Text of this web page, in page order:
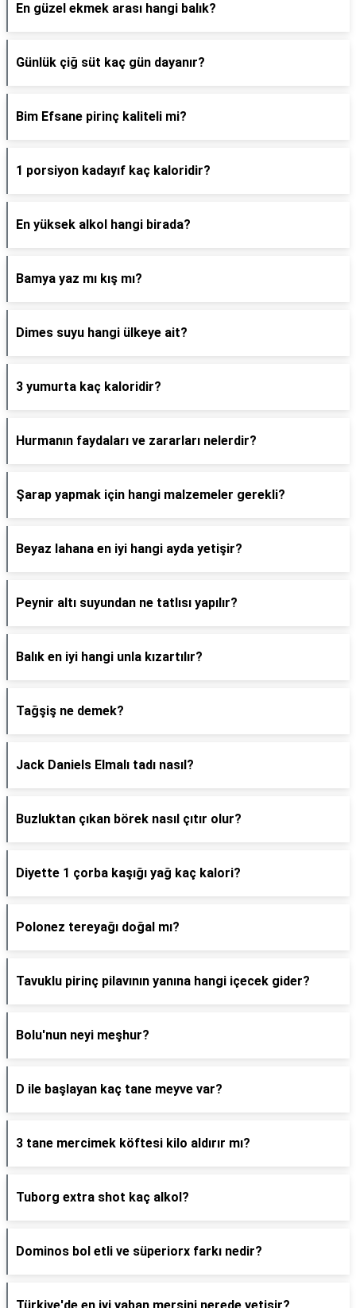
En güzel ekmek arası hangi balık?
Günlük çiğ süt kaç gün dayanır?
Bim Efsane pirinç kaliteli mi?
1 porsiyon kadayıf kaç kaloridir?
En yüksek alkol hangi birada?
Bamya yaz mı kış mı?
Dimes suyu hangi ülkeye ait?
3 yumurta kaç kaloridir?
Hurmanın faydaları ve zararları nelerdir?
Şarap yapmak için hangi malzemeler gerekli?
Beyaz lahana en iyi hangi ayda yetişir?
Peynir altı suyundan ne tatlısı yapılır?
Balık en iyi hangi unla kızartılır?
Tağşiş ne demek?
Jack Daniels Elmalı tadı nasıl?
Buzluktan çıkan börek nasıl çıtır olur?
Diyette 1 çorba kaşığı yağ kaç kalori?
Polonez tereyağı doğal mı?
Tavuklu pirinç pilavının yanına hangi içecek gider?
Bolu'nun neyi meşhur?
D ile başlayan kaç tane meyve var?
3 tane mercimek köftesi kilo aldırır mı?
Tuborg extra shot kaç alkol?
Dominos bol etli ve süperiorx farkı nedir?